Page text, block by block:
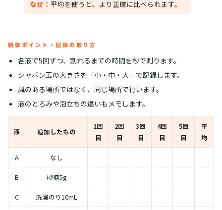
なぜ： 平均を使うと、より正確に比べられます。
観察ポイント・記録の取り方
各液で5回ずつ、割れるまでの時間を秒で測ります。
シャボン玉の大きさを「小・中・大」で記録します。
風のある場所ではなく、同じ場所で行います。
液のとろみや泡立ちの違いもメモします。
液 追加したもの
1回
目
2回
目
3回
目
4回
目
5回
目
平
均
A なし
B 砂糖5g
C 洗濯のり10mL